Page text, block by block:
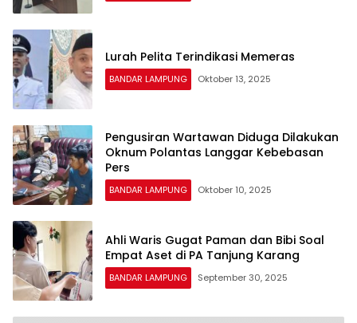
Lurah Pelita Terindikasi Memeras
BANDAR LAMPUNG Oktober 13, 2025
Pengusiran Wartawan Diduga Dilakukan
Oknum Polantas Langgar Kebebasan
Pers
BANDAR LAMPUNG Oktober 10, 2025
Ahli Waris Gugat Paman dan Bibi Soal
Empat Aset di PA Tanjung Karang
BANDAR LAMPUNG September 30, 2025